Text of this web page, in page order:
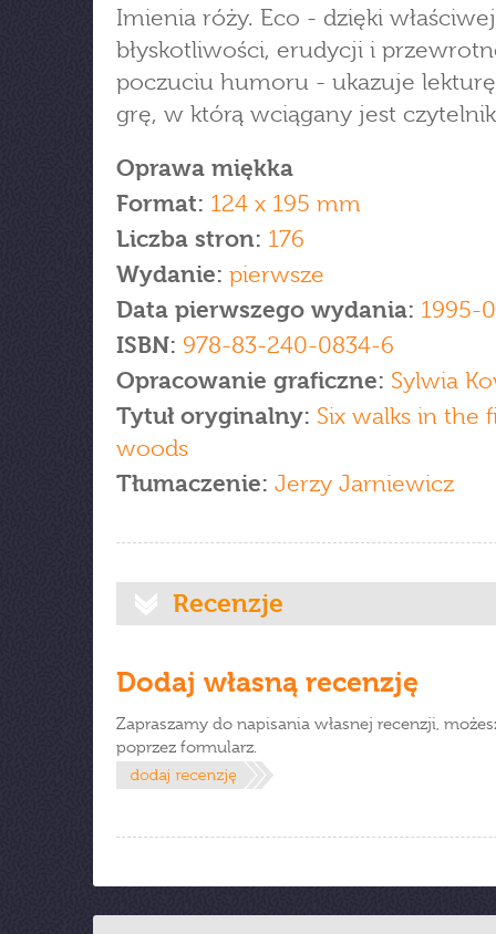
Imienia róży. Eco - dzięki
błyskotliwości, erudycji i
poczuciu humoru - ukazuje
grę, w którą wciągany jest
Oprawa miękka
Format: 124 x 195 mm
Liczba stron: 176
Wydanie: pierwsze
Data pierwszego wydania: 1995-
ISBN: 978-83-240-0834-6
Opracowanie graficzne: Sylwia
Tytuł oryginalny: Six walks in the
woods
Tłumaczenie: Jerzy Jarniewicz
Recenzje
Dodaj własną recenzję
Zapraszamy do napisania własnej recenzji,
poprzez formularz.